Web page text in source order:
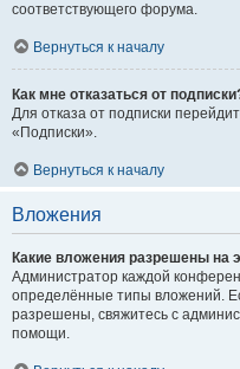
соответствующего форума.
Вернуться к началу
Как мне отказаться от
Для отказа от подписки
«Подписки».
Вернуться к началу
Вложения
Какие вложения разрешены на
Администратор каждой
определённые типы вложений.
разрешены, свяжитесь с
помощи.